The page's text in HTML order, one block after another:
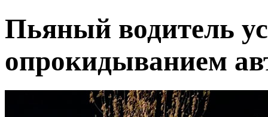
Пьяный водитель
опрокидыванием